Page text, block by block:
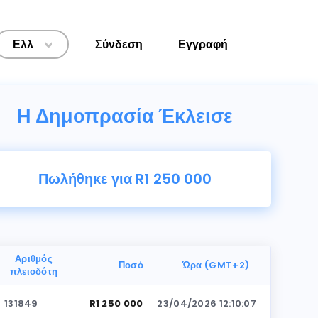
Ελλ > Σύνδεση Εγγραφή
Η Δημοπρασία Έκλεισε
Πωλήθηκε για R1 250 000
Αριθμός
πλειοδότη
Ποσό Ώρα (GMT+2)
131849 R1 250 000 23/04/2026 12:10:07